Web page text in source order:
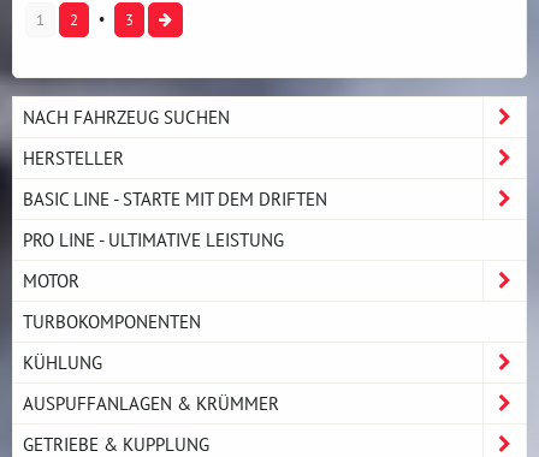
1 2 3
NACH FAHRZEUG SUCHEN
HERSTELLER
BASIC LINE - STARTE MIT DEM DRIFTEN
PRO LINE - ULTIMATIVE LEISTUNG
MOTOR
TURBOKOMPONENTEN
KÜHLUNG
AUSPUFFANLAGEN & KRÜMMER
GETRIEBE & KUPPLUNG